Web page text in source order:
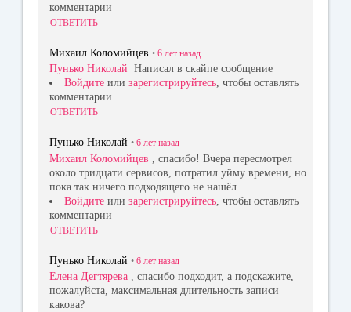
комментарии
ОТВЕТИТЬ
Михаил Коломийцев • 6 лет назад
Пунько Николай Написал в скайпе сообщение
Войдите или зарегистрируйтесь, чтобы оставлять
комментарии
ОТВЕТИТЬ
Пунько Николай • 6 лет назад
Михаил Коломийцев
, спасибо! Вчера пересмотрел
около тридцати сервисов, потратил уйму времени, но
пока так ничего подходящего не нашёл.
Войдите или зарегистрируйтесь , чтобы оставлять
комментарии
ОТВЕТИТЬ
Пунько Николай • 6 лет назад
Елена Дегтярева , спасибо подходит, а подскажите,
пожалуйста, максимальная длительность записи
какова?